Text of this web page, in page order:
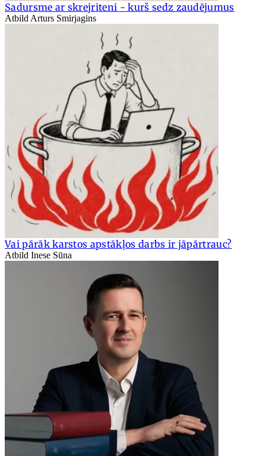
Sadursme ar skrejriteni - kurš sedz zaudējumus
Atbild Arturs Smirjagins
Vai pārāk karstos apstākļos darbs ir jāpārtrauc?
Atbild Inese Sūna